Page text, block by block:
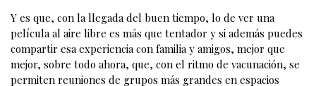
Y es que, con la llegada del buen tiempo, lo de ver una
película al aire libre es más que tentador y si además puedes
compartir esa experiencia con familia y amigos, mejor que
mejor, sobre todo ahora, que, con el ritmo de vacunación, se
permiten reuniones de grupos más grandes en espacios